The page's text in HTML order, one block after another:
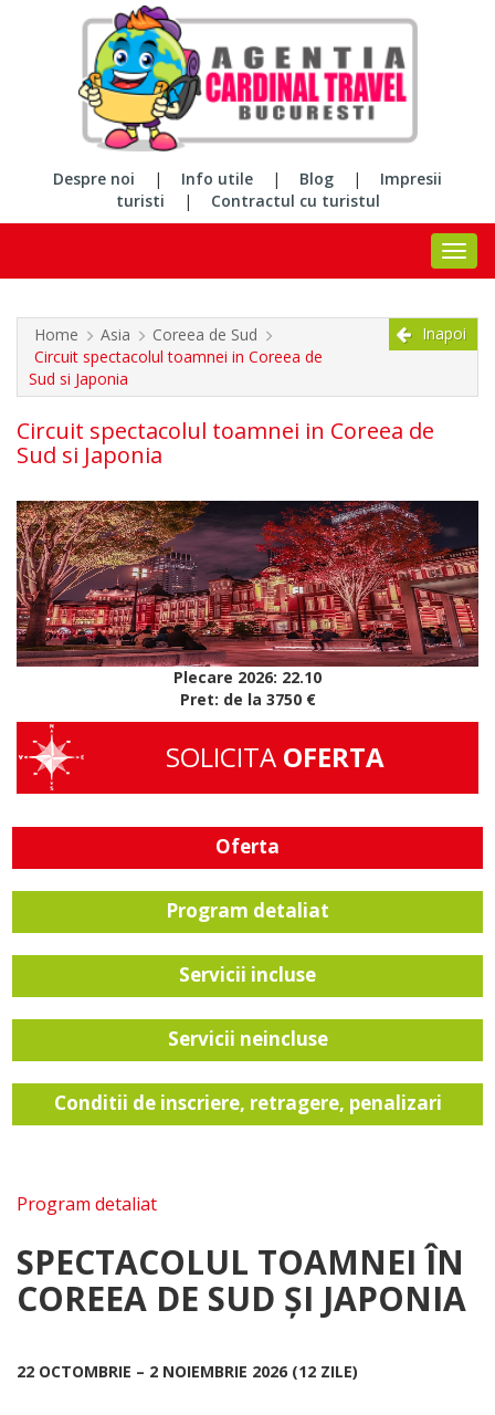
Despre noi | Info utile | Blog |
Impresii
turisti
| Contractul cu turistul
Home Asia
Coreea de Sud
Circuit spectacolul toamnei in Coreea de
Sud si Japonia
Inapoi
Circuit spectacolul toamnei in Coreea de
Sud si Japonia
Plecare 2026: 22.10
Pret: de la 3750 €
SOLICITA OFERTA
Oferta
Program detaliat
Servicii incluse
Servicii neincluse
Conditii de inscriere, retragere, penalizari
Program detaliat
SPECTACOLUL TOAMNEI ÎN
COREEA DE SUD ȘI JAPONIA
22 OCTOMBRIE – 2 NOIEMBRIE 2026 (12 ZILE)